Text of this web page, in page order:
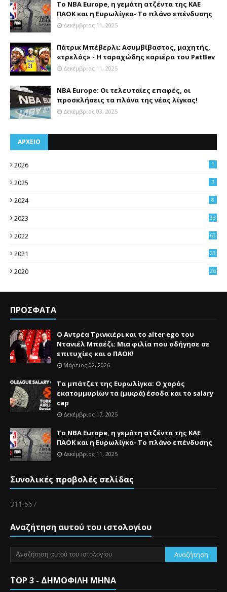
Το NBA Europe, η γεμάτη ατζέντα της ΚΑΕ
ΠΑΟΚ και η Ευρωλίγκα- Το πλάνο επένδυσης
Δεκέμβριος 11, 2025
Πάτρικ Μπέβερλι: Ασυμβίβαστος, μαχητής,
«τρελός» - Η ταραχώδης καριέρα του PatBev
Δεκέμβριος 11, 2025
NBA Europe: Οι τελευταίες επαφές, οι
προσκλήσεις τα πλάνα της νέας λίγκας!
Δεκέμβριος 03, 2025
ΑΡΧΕΙΟ
2026 1
2025 7
2024 8
2023 33
2022 63
2021
23
2020
26
ΠΡΟΣΦΑΤΑ
Ο Αντρέα Τρινκιέρι και το alter ego του
Ντανιέλ Μπαέζι: Μια φιλία που οδήγησε σε
επιτυχίες και ο ΠΑΟΚ!
Μάρτιος 02, 2026
Τα μπάτζετ της Ευρωλίγκα: Ο χορός
εκατομμυρίων τα (μικρά) έσοδα και το salary
cap
Δεκέμβριος 17, 2025
Το NBA Europe, η γεμάτη ατζέντα της ΚΑΕ
ΠΑΟΚ και η Ευρωλίγκα- Το πλάνο επένδυσης
Δεκέμβριος 11, 2025
Συνολικές προβολές σελίδας
311,567
Αναζήτηση αυτού του ιστολογίου
TOP 3 - ΔΗΜΟΦΙΛΗ ΜΗΝΑ